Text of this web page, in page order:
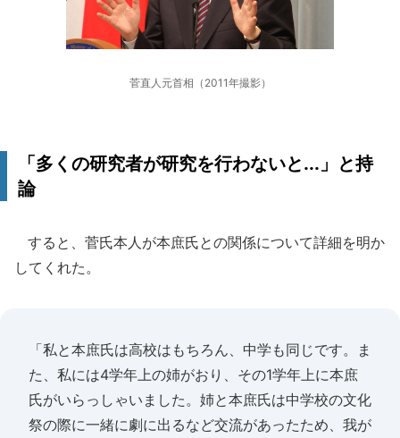
菅直人元首相（2011年撮影）
「多くの研究者が研究を行わないと...」と持
論
すると、菅氏本人が本庶氏との関係について詳細を明か
してくれた。
「私と本庶氏は高校はもちろん、中学も同じです。ま
た、私には4学年上の姉がおり、その1学年上に本庶
氏がいらっしゃいました。姉と本庶氏は中学校の文化
祭の際に一緒に劇に出るなど交流があったため、我が